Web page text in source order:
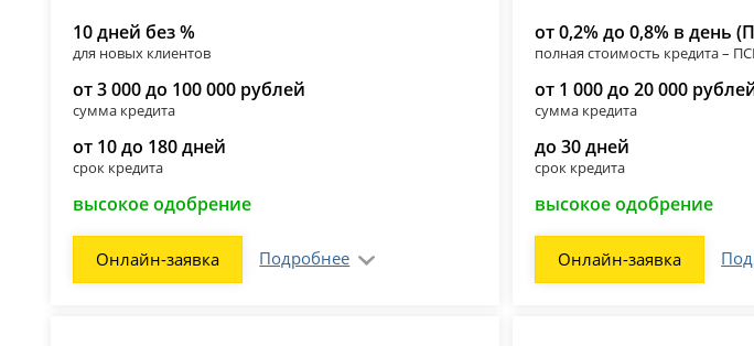
10 дней без %
для новых клиентов
от 3 000 до 100 000 рублей
сумма кредита
от 10 до 180 дней
срок кредита
высокое одобрение
Онлайн-заявка Подробнее
от 0,2% до 0,8% в день
полная стоимость кредита –
от 1 000 до 20 000
сумма кредита
до 30 дней
срок кредита
высокое одобрение
Онлайн-заявка